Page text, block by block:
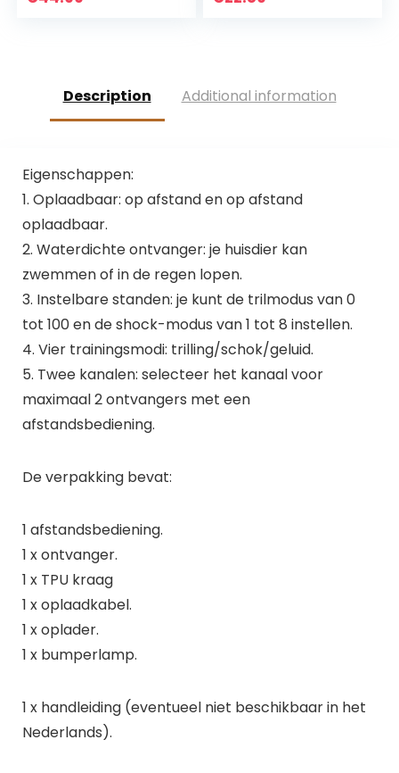
Description Additional information
Eigenschappen:
1. Oplaadbaar: op afstand en op afstand
oplaadbaar.
2. Waterdichte ontvanger: je huisdier kan
zwemmen of in de regen lopen.
3. Instelbare standen: je kunt de trilmodus van 0
tot 100 en de shock-modus van 1 tot 8 instellen.
4. Vier trainingsmodi: trilling/schok/geluid.
5. Twee kanalen: selecteer het kanaal voor
maximaal 2 ontvangers met een
afstandsbediening.
De verpakking bevat:
1 afstandsbediening.
1 x ontvanger.
1 x TPU kraag
1 x oplaadkabel.
1 x oplader.
1 x bumperlamp.
1 x handleiding (eventueel niet beschikbaar in het
Nederlands).